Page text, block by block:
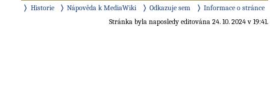
Historie Nápověda k MediaWiki Odkazuje sem
Informace o stránce
Stránka byla naposledy editována 24. 10. 2024 v 19:41.